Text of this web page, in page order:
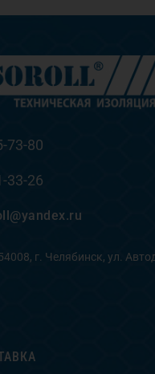
73-80
33-26
г. Челябинск, ул.